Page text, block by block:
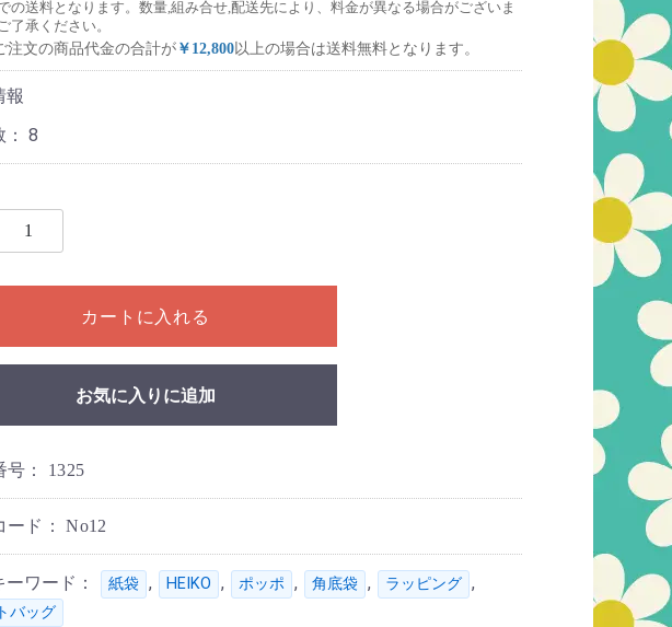
の送料となります。数量,組み合せ,配送先により、料金が異なる場合がございま
了承ください。
注文の商品代金の合計が ￥12,800以上の場合は送料無料となります。
報
8
の数量を入力してください
カートに入れる
お気に入りに追加
号： 1325
ード：No12
ワード： 紙袋 , HEIKO , ポッポ , 角底袋 , ラッピング ,
バッグ